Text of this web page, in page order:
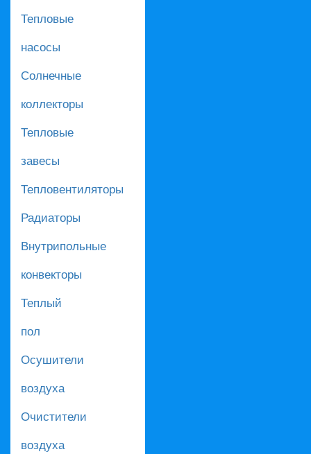
Тепловые
насосы
Солнечные
коллекторы
Тепловые
завесы
Тепловентиляторы
Радиаторы
Внутрипольные
конвекторы
Теплый
пол
Осушители
воздуха
Очистители
воздуха